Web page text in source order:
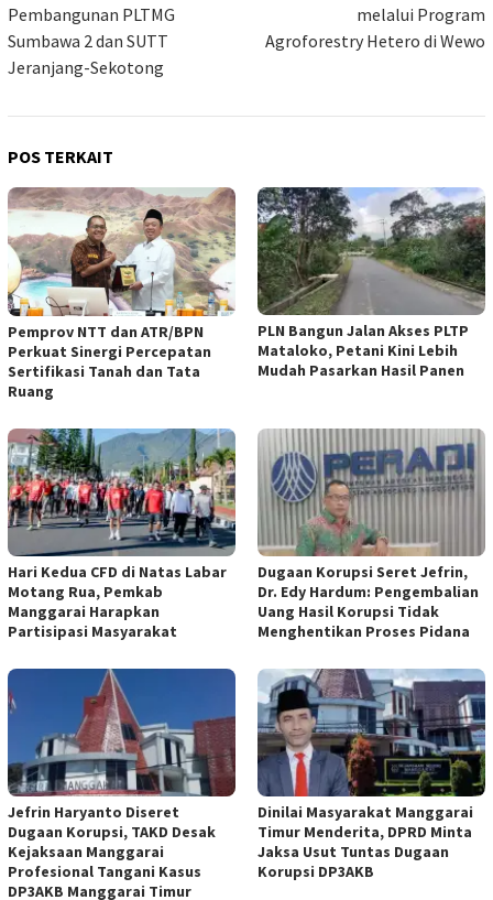
Pembangunan PLTMG
Sumbawa 2 dan SUTT
Jeranjang-Sekotong
melalui Program
Agroforestry Hetero di Wewo
POS TERKAIT
Pemprov NTT dan ATR/BPN
Perkuat Sinergi Percepatan
Sertifikasi Tanah dan Tata
Ruang
PLN Bangun Jalan Akses PLTP
Mataloko, Petani Kini Lebih
Mudah Pasarkan Hasil Panen
Hari Kedua CFD di Natas Labar
Motang Rua, Pemkab
Manggarai Harapkan
Partisipasi Masyarakat
Dugaan Korupsi Seret Jefrin,
Dr. Edy Hardum: Pengembalian
Uang Hasil Korupsi Tidak
Menghentikan Proses Pidana
Jefrin Haryanto Diseret
Dugaan Korupsi, TAKD Desak
Kejaksaan Manggarai
Profesional Tangani Kasus
DP3AKB Manggarai Timur
Dinilai Masyarakat Manggarai
Timur Menderita, DPRD Minta
Jaksa Usut Tuntas Dugaan
Korupsi DP3AKB